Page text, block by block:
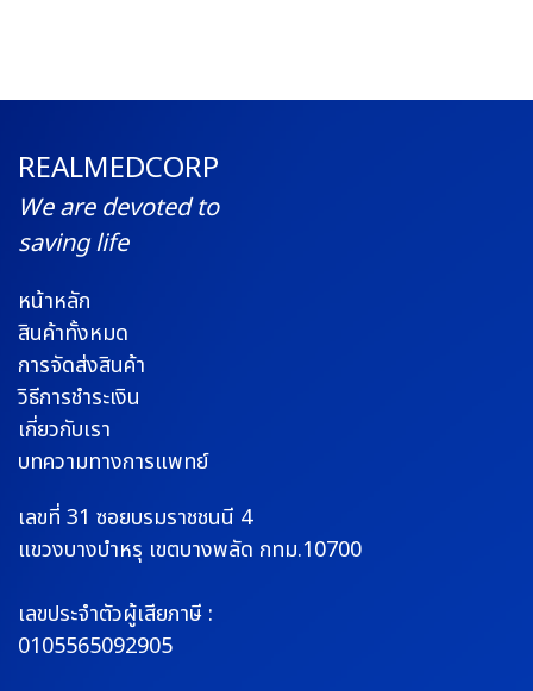
REALMEDCORP
We are devoted to
saving life
หน้าหลัก
สินค้าทั้งหมด
การจัดส่งสินค้า
วิธีการชำระเงิน
เกี่ยวกับเรา
บทความทางการแพทย์
เลขที่ 31 ซอยบรมราชชนนี 4
แขวงบางบำหรุ เขตบางพลัด กทม.10700
เลขประจำตัวผู้เสียภาษี :
0105565092905